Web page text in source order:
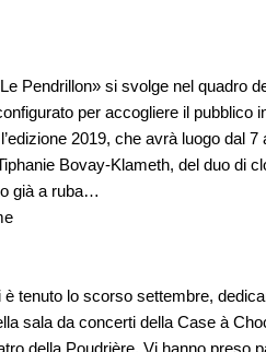
Pendrillon» si svolge nel quadro
per accogliere il pubblico
2019, che avrà luogo dal
Bovay-Klameth, del duo di
già a ruba…
tenuto lo scorso settembre,
sala da concerti della Case à